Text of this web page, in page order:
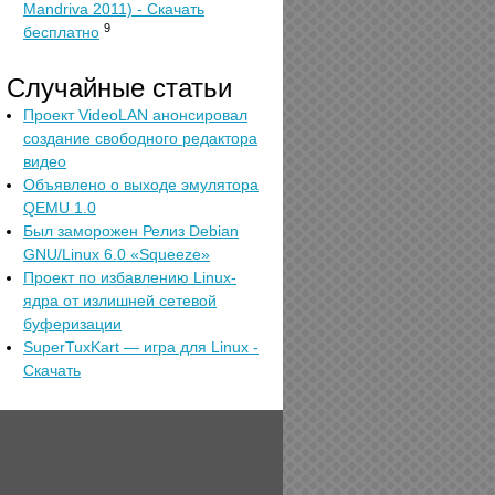
Mandriva 2011) - Скачать
бесплатно 9
Случайные статьи
Проект VideoLAN анонсировал
создание свободного редактора
видео
Объявлено о выходе эмулятора
QEMU 1.0
Был заморожен Релиз Debian
GNU/Linux 6.0 «Squeeze»
Проект по избавлению Linux-
ядра от излишней сетевой
буферизации
SuperTuxKart — игра для Linux -
Скачать